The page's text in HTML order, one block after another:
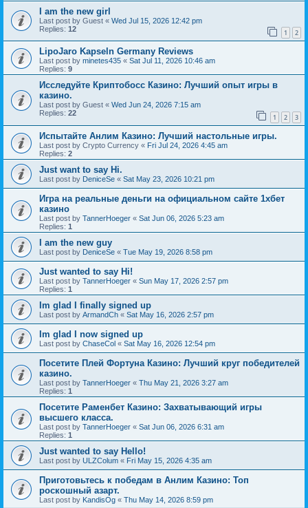
I am the new girl
Last post by Guest « Wed Jul 15, 2026 12:42 pm
Replies: 12 1 2
LipoJaro Kapseln Germany Reviews
Last post by minetes435 « Sat Jul 11, 2026 10:46 am
Replies: 9
Исследуйте Криптобосс Казино: Лучший опыт игры в
казино.
Last post by Guest « Wed Jun 24, 2026 7:15 am
Replies: 22 1 2 3
Испытайте Анлим Казино: Лучший настольные игры.
Last post by Crypto Currency « Fri Jul 24, 2026 4:45 am
Replies: 2
Just want to say Hi.
Last post by DeniceSe « Sat May 23, 2026 10:21 pm
Игра на реальные деньги на официальном сайте 1хбет
казино
Last post by TannerHoeger « Sat Jun 06, 2026 5:23 am
Replies: 1
I am the new guy
Last post by DeniceSe « Tue May 19, 2026 8:58 pm
Just wanted to say Hi!
Last post by TannerHoeger « Sun May 17, 2026 2:57 pm
Replies: 1
Im glad I finally signed up
Last post by ArmandCh « Sat May 16, 2026 2:57 pm
Im glad I now signed up
Last post by ChaseCol « Sat May 16, 2026 12:54 pm
Посетите Плей Фортуна Казино: Лучший круг победителей
казино.
Last post by TannerHoeger « Thu May 21, 2026 3:27 am
Replies: 1
Посетите Раменбет Казино: Захватывающий игры
высшего класса.
Last post by TannerHoeger « Sat Jun 06, 2026 6:31 am
Replies: 1
Just wanted to say Hello!
Last post by ULZColum « Fri May 15, 2026 4:35 am
Приготовьтесь к победам в Анлим Казино: Топ
роскошный азарт.
Last post by KandisOg « Thu May 14, 2026 8:59 pm